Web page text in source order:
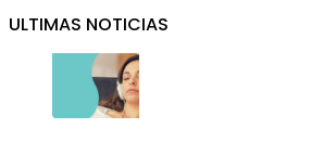
ULTIMAS NOTICIAS